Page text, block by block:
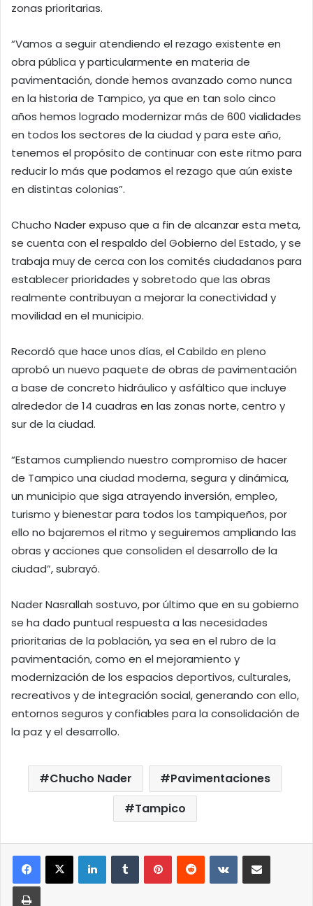
zonas prioritarias.
“Vamos a seguir atendiendo el rezago existente en
obra pública y particularmente en materia de
pavimentación, donde hemos avanzado como nunca
en la historia de Tampico, ya que en tan solo cinco
años hemos logrado modernizar más de 600 vialidades
en todos los sectores de la ciudad y para este año,
tenemos el propósito de continuar con este ritmo para
reducir lo más que podamos el rezago que aún existe
en distintas colonias”.
Chucho Nader expuso que a fin de alcanzar esta meta,
se cuenta con el respaldo del Gobierno del Estado, y se
trabaja muy de cerca con los comités ciudadanos para
establecer prioridades y sobretodo que las obras
realmente contribuyan a mejorar la conectividad y
movilidad en el municipio.
Recordó que hace unos días, el Cabildo en pleno
aprobó un nuevo paquete de obras de pavimentación
a base de concreto hidráulico y asfáltico que incluye
alrededor de 14 cuadras en las zonas norte, centro y
sur de la ciudad.
“Estamos cumpliendo nuestro compromiso de hacer
de Tampico una ciudad moderna, segura y dinámica,
un municipio que siga atrayendo inversión, empleo,
turismo y bienestar para todos los tampiqueños, por
ello no bajaremos el ritmo y seguiremos ampliando las
obras y acciones que consoliden el desarrollo de la
ciudad”, subrayó.
Nader Nasrallah sostuvo, por último que en su gobierno
se ha dado puntual respuesta a las necesidades
prioritarias de la población, ya sea en el rubro de la
pavimentación, como en el mejoramiento y
modernización de los espacios deportivos, culturales,
recreativos y de integración social, generando con ello,
entornos seguros y confiables para la consolidación de
la paz y el desarrollo.
Chucho Nader
Pavimentaciones
Tampico
LinkedInTumblrPinterestReddit VKontakteCompartir por correo
Imprimir